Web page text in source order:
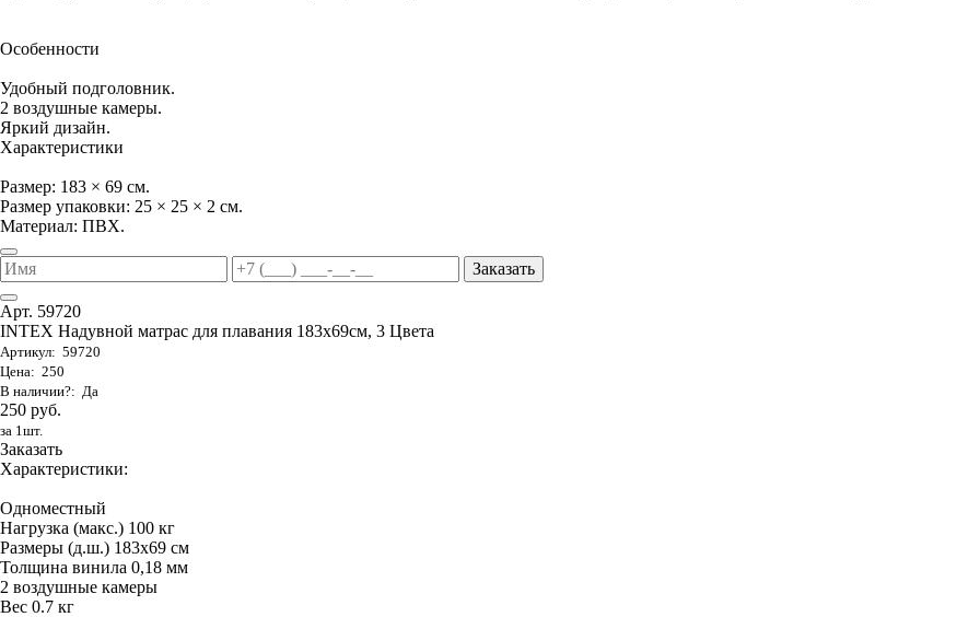
Особенности
Удобный подголовник.
2 воздушные камеры.
Яркий дизайн.
Характеристики
Размер: 183 × 69 см.
Размер упаковки: 25 × 25 × 2 см.
Материал: ПВХ.
Заказать
Арт. 59720
INTEX Надувной матрас для плавания 183х69см, 3 Цвета
Артикул: 59720
Цена: 250
В наличии?: Да
250 руб.
за 1шт.
Заказать
Характеристики:
Одноместный
Нагрузка (макс.) 100 кг
Размеры (д.ш.) 183х69 см
Толщина винила 0,18 мм
2 воздушные камеры
Вес 0.7 кг